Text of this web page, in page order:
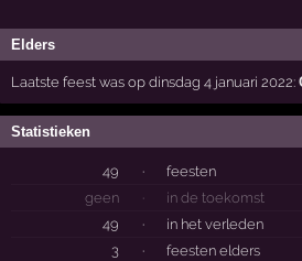
Elders
Laatste feest was op dinsdag 4 januari 2022:
Statistieken
49 ·
feesten
geen
·
in de toekomst
49
·
in het verleden
3
·
feesten elders